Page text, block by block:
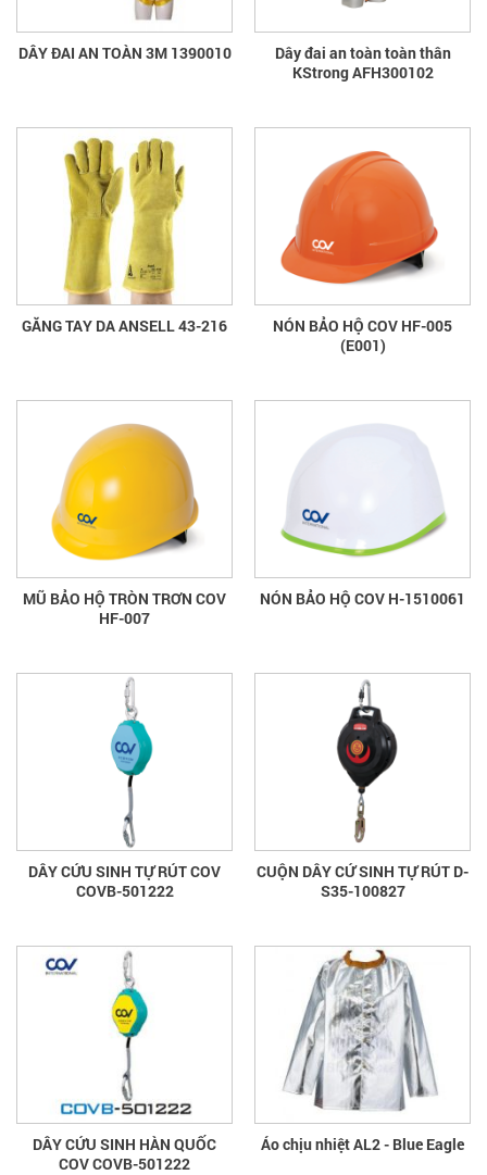
DÂY ĐAI AN TOÀN 3M 1390010
Dây đai an toàn toàn thân
KStrong AFH300102
GĂNG TAY DA ANSELL 43-216
NÓN BẢO HỘ COV HF-005
(E001)
MŨ BẢO HỘ TRÒN TRƠN COV
HF-007
NÓN BẢO HỘ COV H-1510061
DÂY CỨU SINH TỰ RÚT COV
COVB-501222
CUỘN DÂY CỨ SINH TỰ RÚT D-
S35-100827
DÂY CỨU SINH HÀN QUỐC
COV COVB-501222
Áo chịu nhiệt AL2 - Blue Eagle